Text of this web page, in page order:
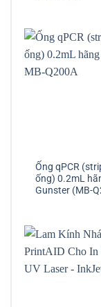
Ống qPCR
ống) 0.2mL
Gunster (MB-